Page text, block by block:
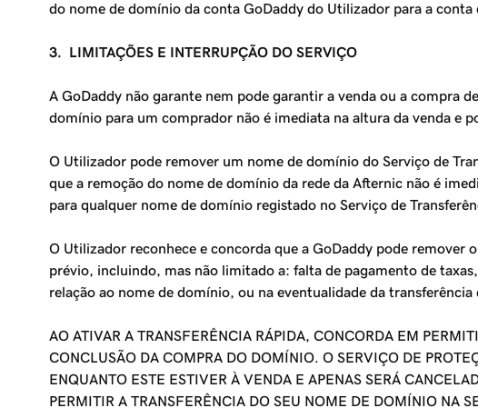
do nome de domínio da conta GoDaddy do Utilizador para a conta
3. LIMITAÇÕES E INTERRUPÇÃO DO SERVIÇO
A GoDaddy não garante nem pode garantir a venda ou a compra
domínio para um comprador não é imediata na altura da venda e
O Utilizador pode remover um nome de domínio do Serviço de
que a remoção do nome de domínio da rede da Afternic não é
para qualquer nome de domínio registado no Serviço de
O Utilizador reconhece e concorda que a GoDaddy pode remover
prévio, incluindo, mas não limitado a: falta de pagamento de
relação ao nome de domínio, ou na eventualidade da
AO ATIVAR A TRANSFERÊNCIA RÁPIDA, CONCORDA EM
CONCLUSÃO DA COMPRA DO DOMÍNIO. O SERVIÇO DE
ENQUANTO ESTE ESTIVER À VENDA E APENAS SERÁ
PERMITIR A TRANSFERÊNCIA DO SEU NOME DE DOMÍNIO NA